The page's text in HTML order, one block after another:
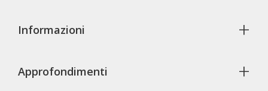
Informazioni +
Approfondimenti +